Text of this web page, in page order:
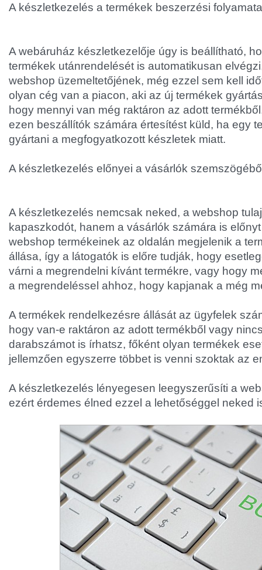
A készletkezelés a termékek beszerzési
A webáruház készletkezelője úgy is beállítható,
termékek utánrendelését is automatikusan
webshop üzemeltetőjének, még ezzel sem kell
olyan cég van a piacon, aki az új termékek
hogy mennyi van még raktáron az adott
ezen beszállítók számára értesítést küld, ha egy
gyártani a megfogyatkozott készletek miatt.
A készletkezelés előnyei a vásárlók
A készletkezelés nemcsak neked, a webshop
kapaszkodót, hanem a vásárlók számára is
webshop termékeinek az oldalán megjelenik a
állása, így a látogatók is előre tudják, hogy
várni a megrendelni kívánt termékre, vagy hogy
a megrendeléssel ahhoz, hogy kapjanak a még
A termékek rendelkezésre állását az ügyfelek
hogy van-e raktáron az adott termékből vagy
darabszámot is írhatsz, főként olyan termékek
jellemzően egyszerre többet is venni szoktak az
A készletkezelés lényegesen leegyszerűsíti a
ezért érdemes élned ezzel a lehetőséggel neked